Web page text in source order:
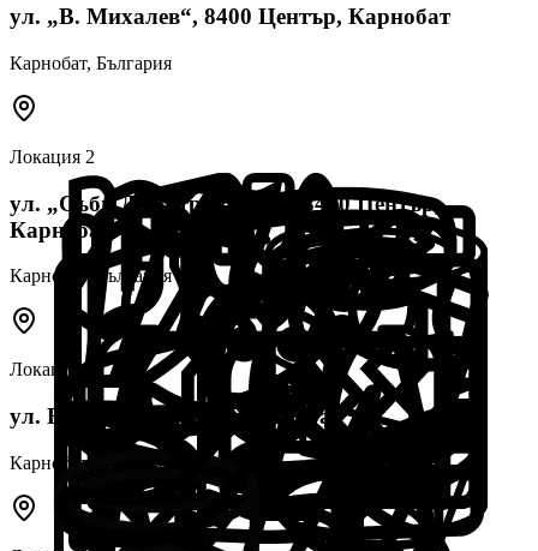
ул. „В. Михалев“, 8400 Център, Карнобат
Карнобат, България
Локация 2
ул. „Съби Димитров“ №21, 8400 Център,
Карнобат
Карнобат , България
Локация
ул. Възраждане, 8400 Карнобат
Карнобат, България